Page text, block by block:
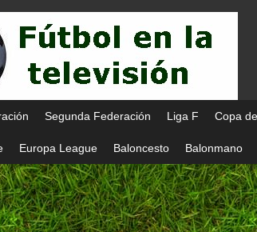
Segunda Federación Liga F Copa
Europa League Baloncesto Balonmano